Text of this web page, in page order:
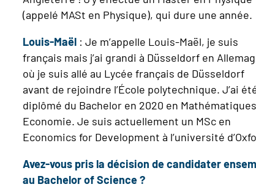
(appelé MASt en Physique), qui dure une année.
Louis-Maël : Je m’appelle Louis-Maël, je suis
français mais j’ai grandi à Düsseldorf en
où je suis allé au Lycée français de Düsseldorf
avant de rejoindre l’École polytechnique. J’ai
diplômé du Bachelor en 2020 en
Economie. Je suis actuellement un MSc en
Economics for Development à l’université
Avez-vous pris la décision de candidater
au Bachelor of Science ?